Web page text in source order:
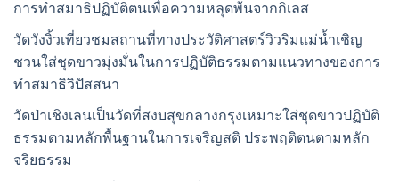
การทำสมาธิปฏิบัติตนเพื่อความหลุดพ้นจากกิเลส
วัดวังงิ้วเที่ยวชมสถานที่ทางประวัติศาสตร์วิวริมแม่น้ำเชิญ
ชวนใส่ชุดขาวมุ่งมั่นในการปฏิบัติธรรมตามแนวทางของการ
ทำสมาธิวิปัสสนา
วัดป่าเชิงเลนเป็นวัดที่สงบสุขกลางกรุงเหมาะใส่ชุดขาวปฏิบัติ
ธรรมตามหลักพื้นฐานในการเจริญสติ ประพฤติตนตามหลัก
จริยธรรม